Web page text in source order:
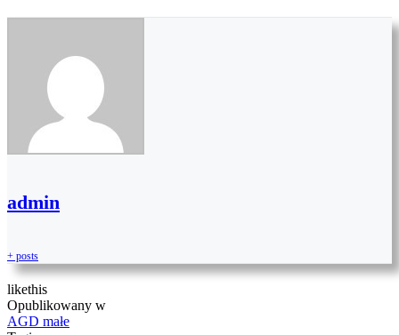
admin
+ posts
likethis
Opublikowany w
AGD małe